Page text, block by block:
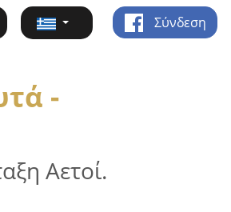
Σύνδεση
-
Αετοί.